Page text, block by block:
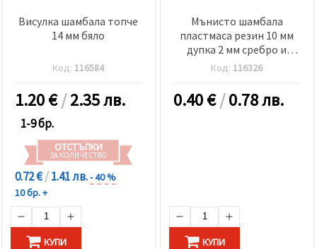
Висулка шамбала топче
14 мм бяло
Код: 116584
1.20€/2.35 лв.
1-9 бр.
ОТСТЪПКИ
ЗА КОЛИЧЕСТВО
0.72 €/1.41 лв.- 40 %
10 бр. +
КУПИ
Мънисто шамбала
пластмаса резин 10 мм
дупка 2 мм сребро и
черно -4 броя
Код: 116326
0.40€/0.78 лв.
КУПИ